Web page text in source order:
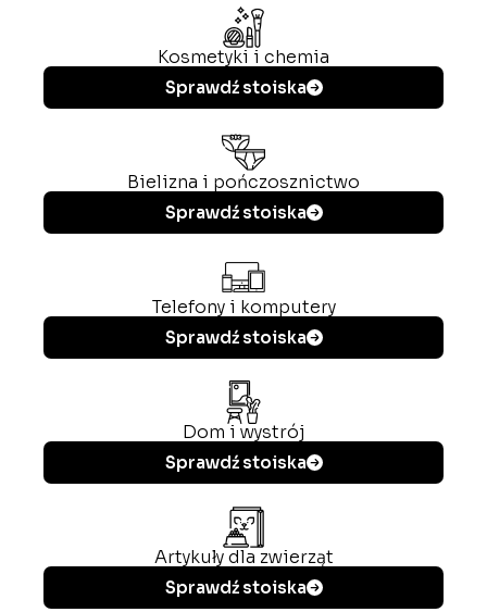
Kosmetyki i chemia
Sprawdź stoiska
Bielizna i pończosznictwo
Sprawdź stoiska
Telefony i komputery
Sprawdź stoiska
Dom i wystrój
Sprawdź stoiska
Artykuły dla zwierząt
Sprawdź stoiska